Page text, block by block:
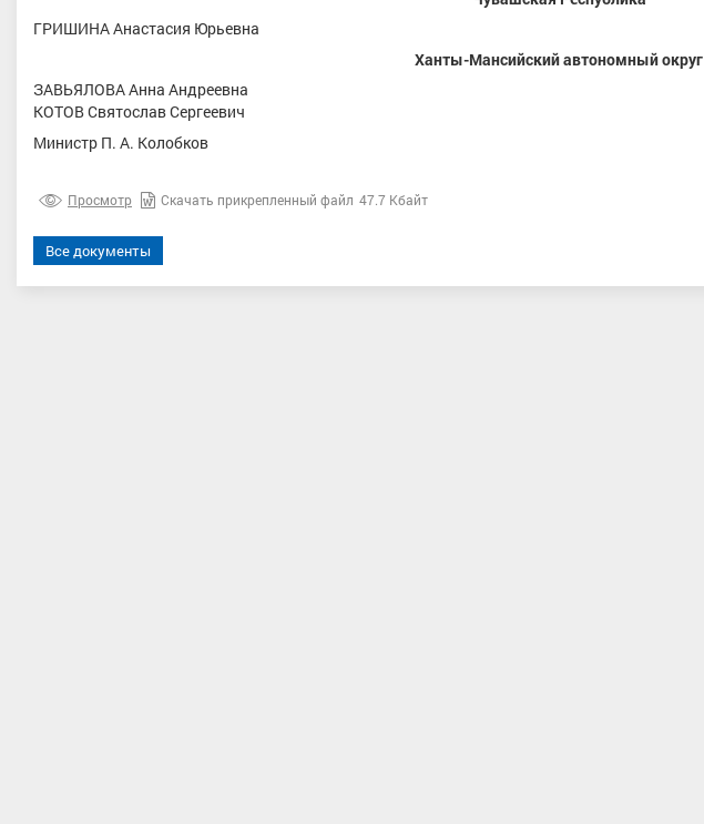
ГРИШИНА Анастасия Юрьевна
Ханты-Мансийский автономный округ
ЗАВЬЯЛОВА Анна Андреевна
КОТОВ Святослав Сергеевич
Министр П. А. Колобков
Просмотр Скачать прикрепленный файл 47.7 Кбайт
Все документы
Савелий Павлович
спорта, ПФО, Республика
Татарстан, Казань
Шибекина Екатерина Алексеевна